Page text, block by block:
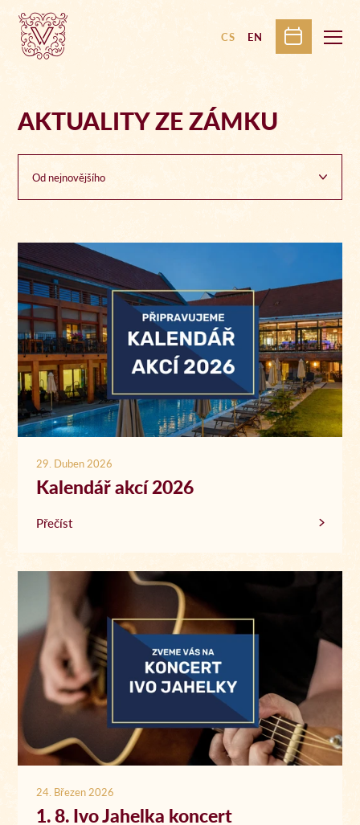
CS EN
AKTUALITY ZE ZÁMKU
29. Duben 2026
Kalendář akcí 2026
Přečíst
24. Březen 2026
1. 8. Ivo Jahelka koncert